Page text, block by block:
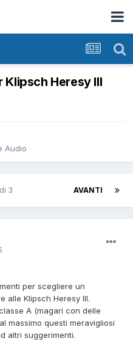
Heresy III
Audio
AVANTI
3
per scegliere un
alle Klipsch Heresy III.
A (magari con delle
massimo questi meravigliosi
altri suggerimenti.